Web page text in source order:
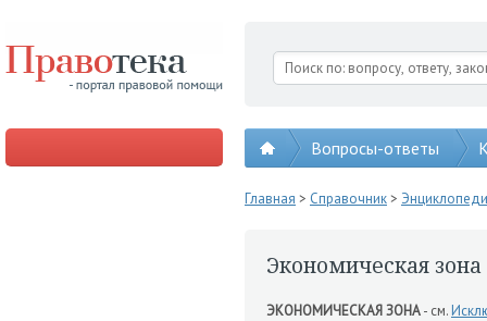
Вопросы-ответы
Главная > Справочник>
Экономическая зона
ЭКОНОМИЧЕСКАЯ ЗОНА- см.